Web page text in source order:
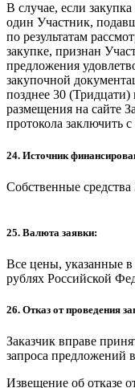
В случае, если
один Участник,
по результатам
закупке, признан
предложения
закупочной
позднее 30
размещения на сайте
протокола заключить
24. Источник
Собственные средства
25. Валюта заявки:
Все цены, указанные
рублях Российской
26. Отказ от проведения
Заказчик вправе
запроса предложений
Извещение об отказе